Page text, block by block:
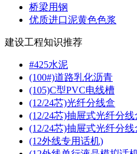
桥梁用钢
优质进口泥黄色色浆
建设工程知识推荐
#425水泥
(100#)道路乳化沥青
(105)C型PVC电线槽
(12/24芯)光纤分线盒
(12/24芯)抽屉式光纤分
(12/24芯)抽屉式光纤分
(12外线专用话机)